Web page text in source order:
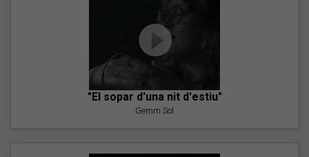
"El sopar d'una nit d'estiu"
Gemm Sol